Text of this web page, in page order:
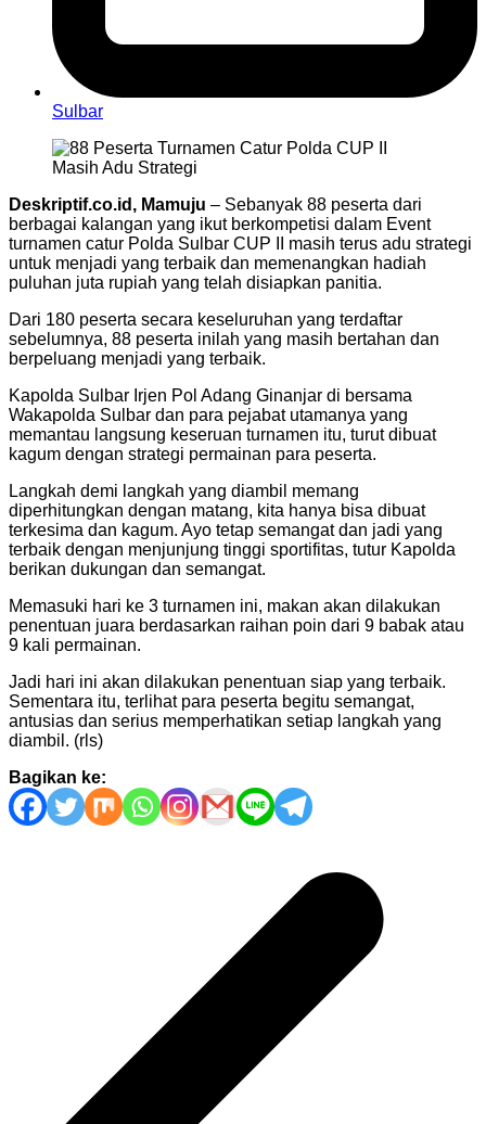
Sulbar
Deskriptif.co.id, Mamuju – Sebanyak 88 peserta dari
berbagai kalangan yang ikut berkompetisi dalam Event
turnamen catur Polda Sulbar CUP II masih terus adu strategi
untuk menjadi yang terbaik dan memenangkan hadiah
puluhan juta rupiah yang telah disiapkan panitia.
Dari 180 peserta secara keseluruhan yang terdaftar
sebelumnya, 88 peserta inilah yang masih bertahan dan
berpeluang menjadi yang terbaik.
Kapolda Sulbar Irjen Pol Adang Ginanjar di bersama
Wakapolda Sulbar dan para pejabat utamanya yang
memantau langsung keseruan turnamen itu, turut dibuat
kagum dengan strategi permainan para peserta.
Langkah demi langkah yang diambil memang
diperhitungkan dengan matang, kita hanya bisa dibuat
terkesima dan kagum. Ayo tetap semangat dan jadi yang
terbaik dengan menjunjung tinggi sportifitas, tutur Kapolda
berikan dukungan dan semangat.
Memasuki hari ke 3 turnamen ini, makan akan dilakukan
penentuan juara berdasarkan raihan poin dari 9 babak atau
9 kali permainan.
Jadi hari ini akan dilakukan penentuan siap yang terbaik.
Sementara itu, terlihat para peserta begitu semangat,
antusias dan serius memperhatikan setiap langkah yang
diambil. (rls)
Bagikan ke: